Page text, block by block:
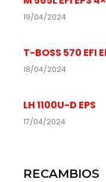
19/04/2024
T-BOSS 570 EFI
18/04/2024
LH 1100U-D EPS
17/04/2024
RECAMBIOS